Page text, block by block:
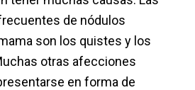
de nódulos
son los quistes y los
otras afecciones
en forma de